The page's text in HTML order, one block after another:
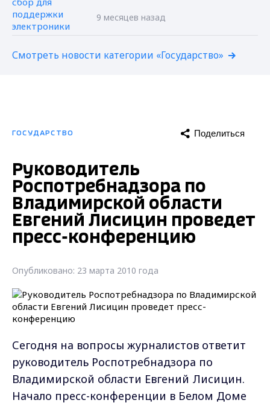
9 месяцев назад
Смотреть новости категории «Государство»
ГОСУДАРСТВО Поделиться
Руководитель
Роспотребнадзора по
Владимирской области
Евгений Лисицин проведет
пресс-конференцию
Опубликовано: 23 марта 2010 года
Сегодня на вопросы журналистов ответит
руководитель Роспотребнадзора по
Владимирской области Евгений Лисицин.
Начало пресс-конференции в Белом Доме